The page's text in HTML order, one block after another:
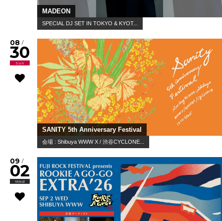
MADEON
SPECIAL DJ SET IN TOKYO & KYOT...
08 /
30
Sun
SANITY 5th Anniversary Festival
会場 : Shibuya WWW X / 渋谷CYCLONE...
09 /
02
Wed